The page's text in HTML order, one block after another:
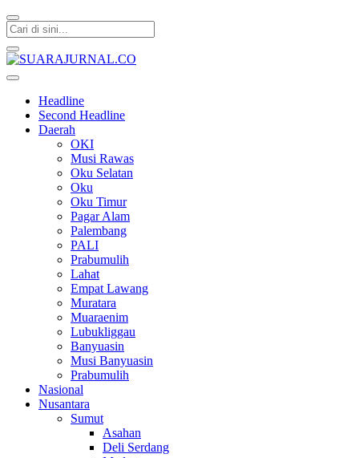
Headline
Second Headline
Daerah
OKI
Musi Rawas
Oku Selatan
Oku
Oku Timur
Pagar Alam
Palembang
PALI
Prabumulih
Lahat
Empat Lawang
Muratara
Muaraenim
Lubukliggau
Banyuasin
Musi Banyuasin
Prabumulih
Nasional
Nusantara
Sumut
Asahan
Deli Serdang